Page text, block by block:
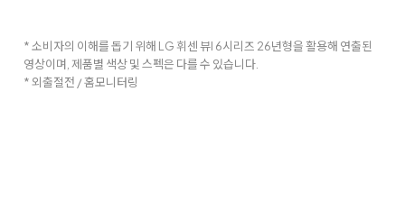
* 소비자의 이해를 돕기 위해 LG 휘센 뷰I 6시리즈 26년형을 활용해 연출된
영상이며, 제품별 색상 및 스펙은 다를 수 있습니다.
* 외출절전 / 홈모니터링